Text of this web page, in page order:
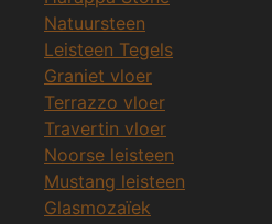
Natuursteen
Leisteen Tegels
Graniet vloer
Terrazzo vloer
Travertin vloer
Noorse leisteen
Mustang leisteen
Glasmozaïek